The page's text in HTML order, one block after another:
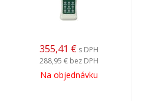
355,41 € s DPH
288,95 € bez DPH
Na objednávku